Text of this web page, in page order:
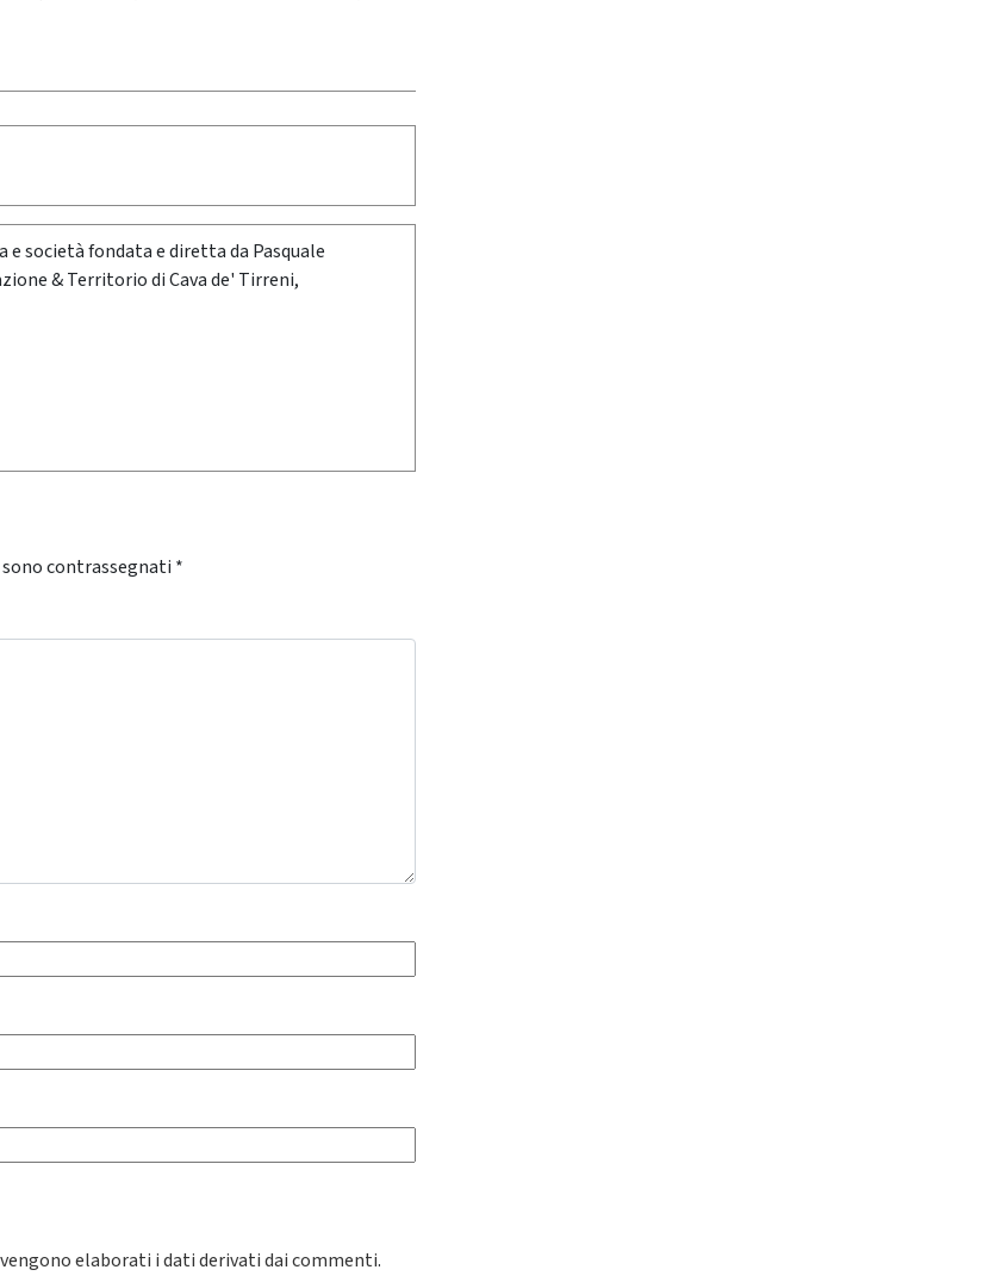
società fondata e diretta da Pasquale
& Territorio di Cava de' Tirreni,
contrassegnati *
elaborati i dati derivati dai commenti.